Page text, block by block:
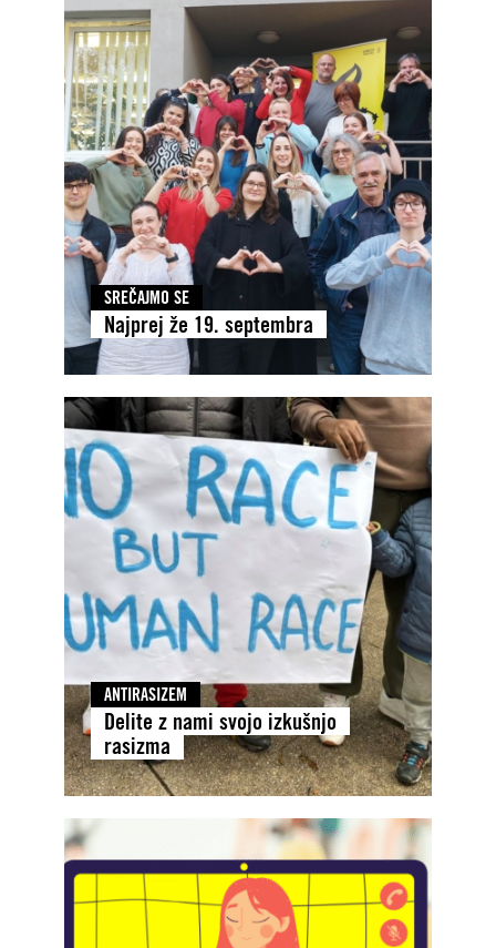
SREČAJMO SE
Najprej že 19. septembra
ANTIRASIZEM
Delite z nami svojo izkušnjo
rasizma